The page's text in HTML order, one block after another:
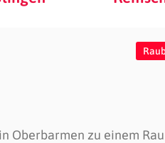
Oberbarmen zu einem